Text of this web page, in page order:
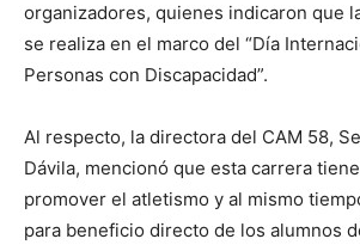
organizadores, quienes indicaron que
se realiza en el marco del “Día
Personas con Discapacidad”.
Al respecto, la directora del CAM 58,
Dávila, mencionó que esta carrera
promover el atletismo y al mismo
para beneficio directo de los alumnos